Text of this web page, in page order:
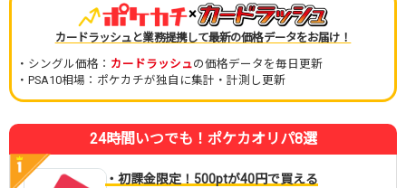
×
カードラッシュと業務提携して最新の価格データをお届け！
・シングル価格： カードラッシュの価格データを毎日更新
・PSA10相場：ポケカチが独自に集計・計測し更新
24時間いつでも！ポケカオリパ8選
・初課金限定！500ptが40円で買える